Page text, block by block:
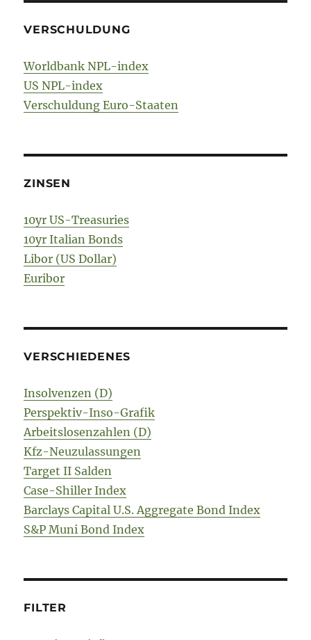
VERSCHULDUNG
Worldbank NPL-index
US NPL-index
Verschuldung Euro-Staaten
ZINSEN
10yr US-Treasuries
10yr Italian Bonds
Libor (US Dollar)
Euribor
VERSCHIEDENES
Insolvenzen (D)
Perspektiv-Inso-Grafik
Arbeitslosenzahlen (D)
Kfz-Neuzulassungen
Target II Salden
Case-Shiller Index
Barclays Capital U.S. Aggregate Bond Index
S&P Muni Bond Index
FILTER